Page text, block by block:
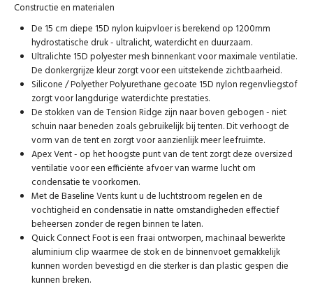
Constructie en materialen
De 15 cm diepe 15D nylon kuipvloer is berekend op 1200mm
hydrostatische druk - ultralicht, waterdicht en duurzaam.
Ultralichte 15D polyester mesh binnenkant voor maximale ventilatie.
De donkergrijze kleur zorgt voor een uitstekende zichtbaarheid.
Silicone / Polyether Polyurethane gecoate 15D nylon regenvliegstof
zorgt voor langdurige waterdichte prestaties.
De stokken van de Tension Ridge zijn naar boven gebogen - niet
schuin naar beneden zoals gebruikelijk bij tenten. Dit verhoogt de
vorm van de tent en zorgt voor aanzienlijk meer leefruimte.
Apex Vent - op het hoogste punt van de tent zorgt deze oversized
ventilatie voor een efficiënte afvoer van warme lucht om
condensatie te voorkomen.
Met de Baseline Vents kunt u de luchtstroom regelen en de
vochtigheid en condensatie in natte omstandigheden effectief
beheersen zonder de regen binnen te laten.
Quick Connect Foot is een fraai ontworpen, machinaal bewerkte
aluminium clip waarmee de stok en de binnenvoet gemakkelijk
kunnen worden bevestigd en die sterker is dan plastic gespen die
kunnen breken.